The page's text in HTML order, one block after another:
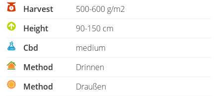
Harvest
500-600 g/m2
Height
90-150 cm
Cbd
medium
Method
Drinnen
Method
Draußen